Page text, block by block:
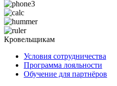
Кровельщикам
Условия сотрудничества
Программа лояльности
Обучение для партнёров